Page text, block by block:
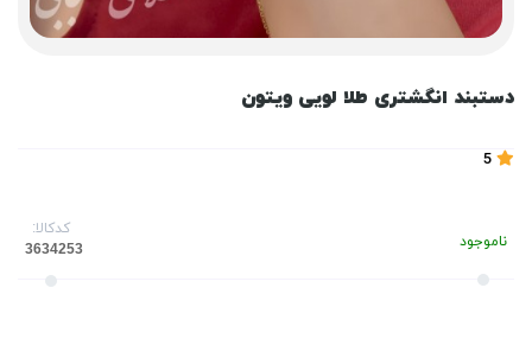
دستبند انگشتری طلا لویی ویتون
ناموجود
کدکالا: